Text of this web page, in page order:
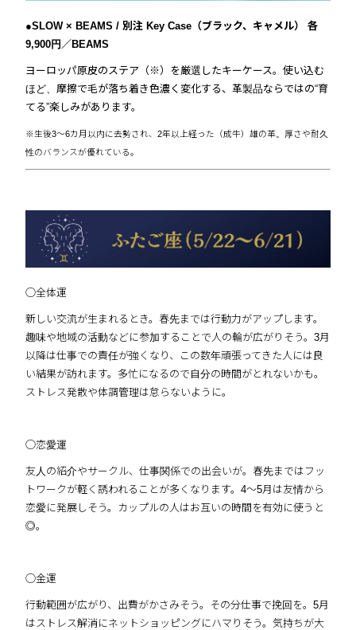
●SLOW × BEAMS / 別注 Key Case（ブラック、キャメル） 各
9,900円／BEAMS
ヨーロッパ原皮のステア（※）を厳選したキーケース。使い込む
ほど、摩擦で毛が落ち着き色濃く変化する、革製品ならではの“育
てる”楽しみがあります。
※生後3〜6カ月以内に去勢され、2年以上経った（成牛）雄の革。厚さや耐久
性のバランスが優れている。
◯全体運
新しい交流が生まれるとき。春先までは行動力がアップします。
趣味や地域の活動などに参加することで人の輪が広がりそう。3月
以降は仕事での責任が強くなり、この数年頑張ってきた人には良
い結果が訪れます。多忙になるので自分の時間がとれないかも。
ストレス発散や体調管理は怠らないように。
◯恋愛運
友人の紹介やサークル、仕事関係での出会いが。春先まではフッ
トワークが軽く誘われることが多くなります。4〜5月は友情から
恋愛に発展しそう。カップルの人はお互いの時間を有効に使うと
◎。
◯金運
行動範囲が広がり、出費がかさみそう。その分仕事で挽回を。5月
はストレス解消にネットショッピングにハマりそう。気持ちが大